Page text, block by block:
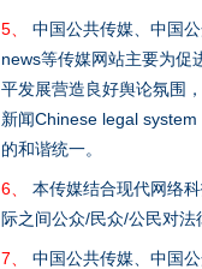
5、
中国公共传媒、中国
news等传媒网站主要为促
平发展营造良好舆论氛围
新闻Chinese legal
的和谐统一。
6、
本传媒结合现代网络
际之间公众/民众/公民对
7、
中国公共传媒、中国